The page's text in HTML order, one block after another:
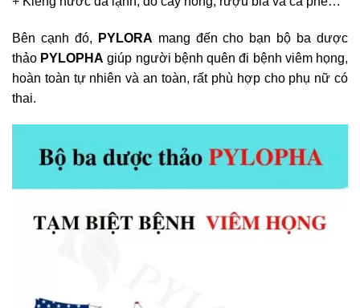
Bên cạnh đó, PYLORA mang đến cho bạn bộ ba dược
thảo PYLOPHA giúp người bệnh quên đi bệnh viêm họng,
hoàn toàn tự nhiên và an toàn, rất phù hợp cho phụ nữ có
thai.